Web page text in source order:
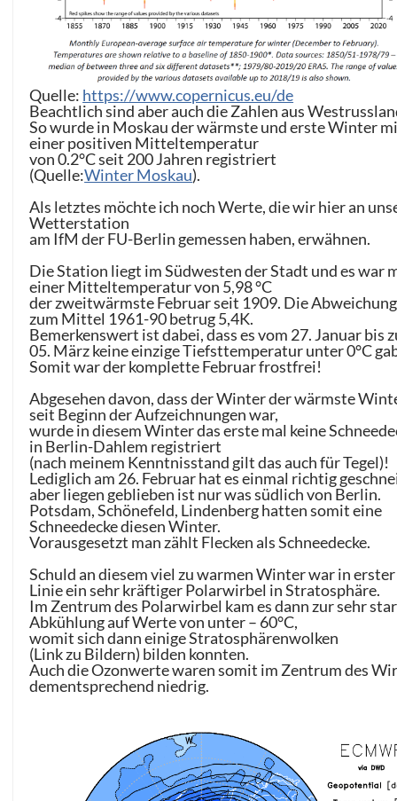
Quelle: https://www.copernicus.eu/de
Beachtlich sind aber auch die Zahlen aus
So wurde in Moskau der wärmste und erste Winter
einer positiven Mitteltemperatur
von 0.2°C seit 200 Jahren registriert
(Quelle:Winter Moskau).
Als letztes möchte ich noch Werte, die wir hier an
Wetterstation
am IfM der FU-Berlin gemessen haben, erwähnen.
Die Station liegt im Südwesten der Stadt und es war
einer Mitteltemperatur von 5,98 °C
der zweitwärmste Februar seit 1909. Die Abweichung
zum Mittel 1961-90 betrug 5,4K.
Bemerkenswert ist dabei, dass es vom 27. Januar bis
05. März keine einzige Tiefsttemperatur unter 0°C
Somit war der komplette Februar frostfrei!
Abgesehen davon, dass der Winter der wärmste
seit Beginn der Aufzeichnungen war,
wurde in diesem Winter das erste mal keine
in Berlin-Dahlem registriert
(nach meinem Kenntnisstand gilt das auch für Tegel)!
Lediglich am 26. Februar hat es einmal richtig
aber liegen geblieben ist nur was südlich von Berlin.
Potsdam, Schönefeld, Lindenberg hatten somit eine
Schneedecke diesen Winter.
Vorausgesetzt man zählt Flecken als Schneedecke.
Schuld an diesem viel zu warmen Winter war in erster
Linie ein sehr kräftiger Polarwirbel in Stratosphäre.
Im Zentrum des Polarwirbel kam es dann zur sehr
Abkühlung auf Werte von unter – 60°C,
womit sich dann einige Stratosphärenwolken
(Link zu Bildern) bilden konnten.
Auch die Ozonwerte waren somit im Zentrum des
dementsprechend niedrig.